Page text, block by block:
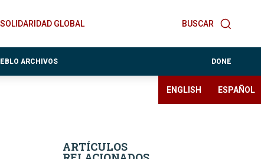
BUSCAR
SOLIDARIDAD GLOBAL
ARCHIVOS DONE
ENGLISH ESPAÑOL
ARTÍCULOS